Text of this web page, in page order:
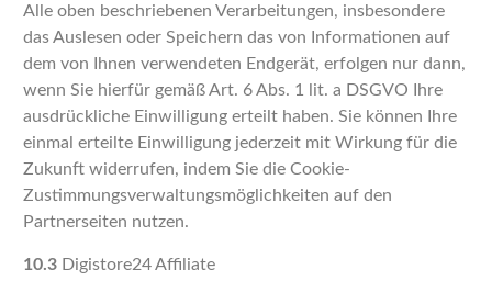
Alle oben beschriebenen Verarbeitungen, insbesondere
das Auslesen oder Speichern das von Informationen auf
dem von Ihnen verwendeten Endgerät, erfolgen nur dann,
wenn Sie hierfür gemäß Art. 6 Abs. 1 lit. a DSGVO Ihre
ausdrückliche Einwilligung erteilt haben. Sie können Ihre
einmal erteilte Einwilligung jederzeit mit Wirkung für die
Zukunft widerrufen, indem Sie die Cookie-
Zustimmungsverwaltungsmöglichkeiten auf den
Partnerseiten nutzen.
10.3Digistore24 Affiliate